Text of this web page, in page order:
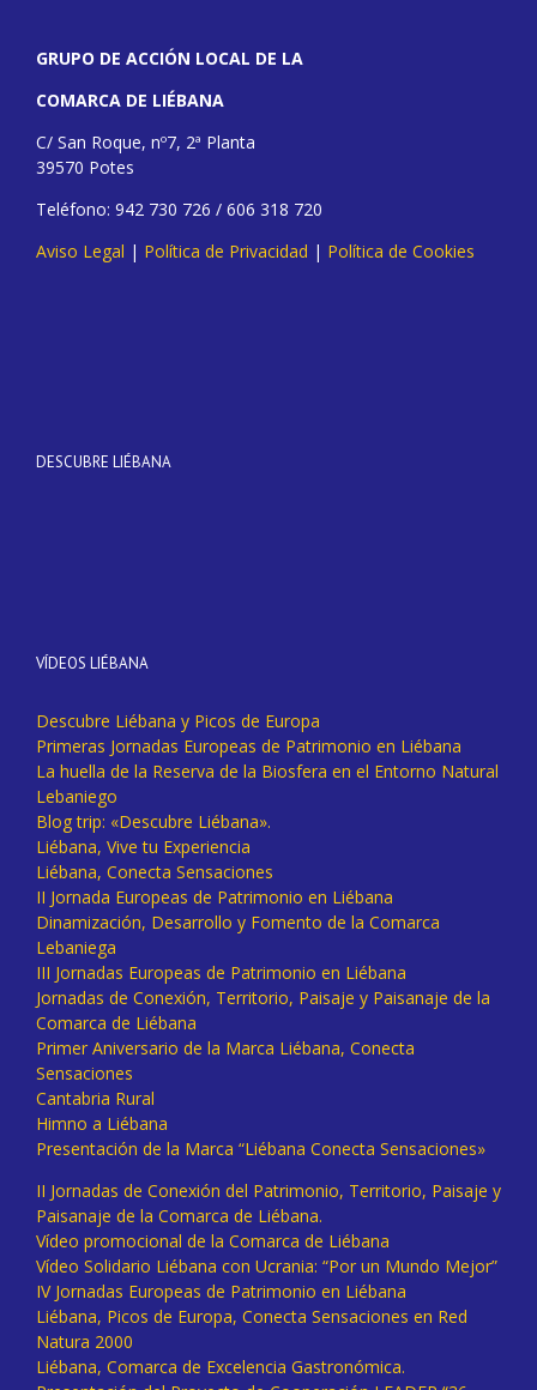
GRUPO DE ACCIÓN LOCAL DE LA
COMARCA DE LIÉBANA
C/ San Roque, nº7, 2ª Planta
39570 Potes
Teléfono: 942 730 726 / 606 318 720
Aviso Legal | Política de Privacidad | Política de Cookies
DESCUBRE LIÉBANA
VÍDEOS LIÉBANA
Descubre Liébana y Picos de Europa
Primeras Jornadas Europeas de Patrimonio en Liébana
La huella de la Reserva de la Biosfera en el Entorno Natural
Lebaniego
Blog trip: «Descubre Liébana».
Liébana, Vive tu Experiencia
Liébana, Conecta Sensaciones
II Jornada Europeas de Patrimonio en Liébana
Dinamización, Desarrollo y Fomento de la Comarca
Lebaniega
III Jornadas Europeas de Patrimonio en Liébana
Jornadas de Conexión, Territorio, Paisaje y Paisanaje de la
Comarca de Liébana
Primer Aniversario de la Marca Liébana, Conecta
Sensaciones
Cantabria Rural
Himno a Liébana
Presentación de la Marca “Liébana Conecta Sensaciones»
II Jornadas de Conexión del Patrimonio, Territorio, Paisaje y
Paisanaje de la Comarca de Liébana.
Vídeo promocional de la Comarca de Liébana
Vídeo Solidario Liébana con Ucrania: “Por un Mundo Mejor”
IV Jornadas Europeas de Patrimonio en Liébana
Liébana, Picos de Europa, Conecta Sensaciones en Red
Natura 2000
Liébana, Comarca de Excelencia Gastronómica.